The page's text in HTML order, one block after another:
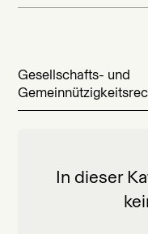
Gesellschafts- und
In dieser